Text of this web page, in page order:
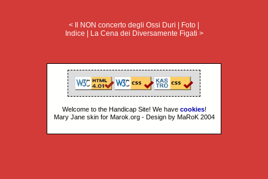
< Il NON concerto degli Ossi Duri | Foto |
Indice | La Cena dei Diversamente Figati >
Welcome to the Handicap Site! We have cookies!
Mary Jane skin for Marok.org - Design by MaRoK 2004